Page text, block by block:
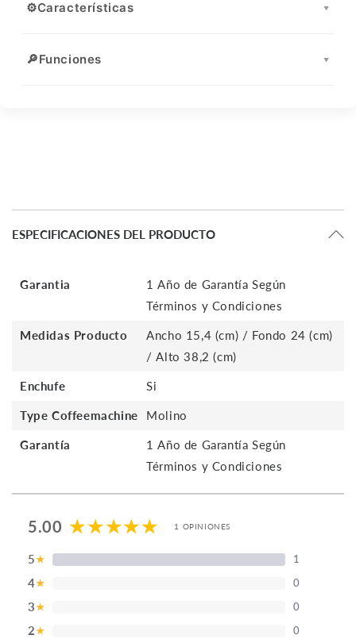
⚙️Características ▼
🔎Funciones ▼
ESPECIFICACIONES DEL PRODUCTO
Garantia
1 Año de Garantía Según
Términos y Condiciones
Medidas Producto
Ancho 15,4 (cm) / Fondo 24 (cm)
/ Alto 38,2 (cm)
Enchufe Si
Type Coffeemachine Molino
Garantía
1 Año de Garantía Según
Términos y Condiciones
5.00 1 OPINIONES
5★ 1
4★ 0
3★ 0
2★ 0